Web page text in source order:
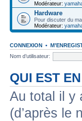
Modérateur:
Hardware
Pour discuter du
Modérateur:
CONNEXION •
Nom d’utilisateur:
QUI EST
Au total il y
(d’après le